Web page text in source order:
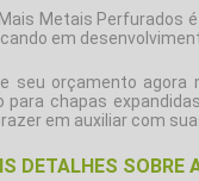
Metais Perfurados
em
seu orçamento
para chapas
em auxiliar com
DETALHES SOBRE